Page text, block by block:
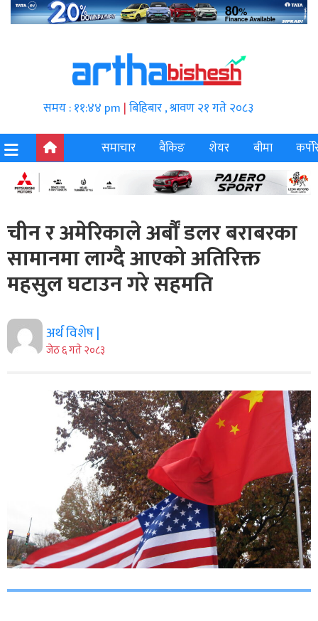
समय : ११:४४ pm |बिहिबार , श्रावण २१ गते २०८३
समाचार
बैंकिङ शेयर बीमा
चीन र अमेरिकाले अर्बौं डलर बराबरका
सामानमा लाग्दै आएको अतिरिक्त
महसुल घटाउन गरे सहमति
अर्थ विशेष |
जेठ ६ गते २०८३